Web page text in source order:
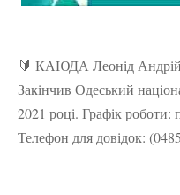
🔰 КАЮДА Леонід
Закінчив Одеський
2021 році. Графік роботи:
Телефон для довідок: